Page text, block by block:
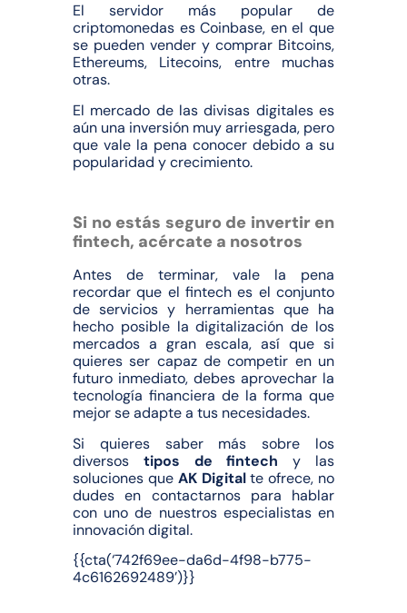
El servidor más popular de
criptomonedas es Coinbase, en el que
se pueden vender y comprar Bitcoins,
Ethereums, Litecoins, entre muchas
otras.
El mercado de las divisas digitales es
aún una inversión muy arriesgada, pero
que vale la pena conocer debido a su
popularidad y crecimiento.
Si no estás seguro de invertir en
fintech, acércate a nosotros
Antes de terminar, vale la pena
recordar que el fintech es el conjunto
de servicios y herramientas que ha
hecho posible la digitalización de los
mercados a gran escala, así que si
quieres ser capaz de competir en un
futuro inmediato, debes aprovechar la
tecnología financiera de la forma que
mejor se adapte a tus necesidades.
Si quieres saber más sobre los
diversos tipos de fintech y las
soluciones que AK Digitalte ofrece, no
dudes en contactarnos para hablar
con uno de nuestros especialistas en
innovación digital.
{{cta(‘742f69ee-da6d-4f98-b775-
4c6162692489’)}}